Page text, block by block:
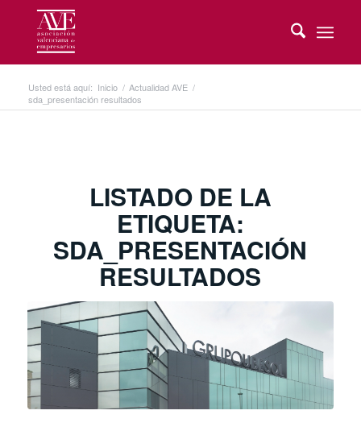
Usted está aquí: Inicio / Actualidad AVE /
sda_presentación resultados
LISTADO DE LA
ETIQUETA:
SDA_PRESENTACIÓN
RESULTADOS